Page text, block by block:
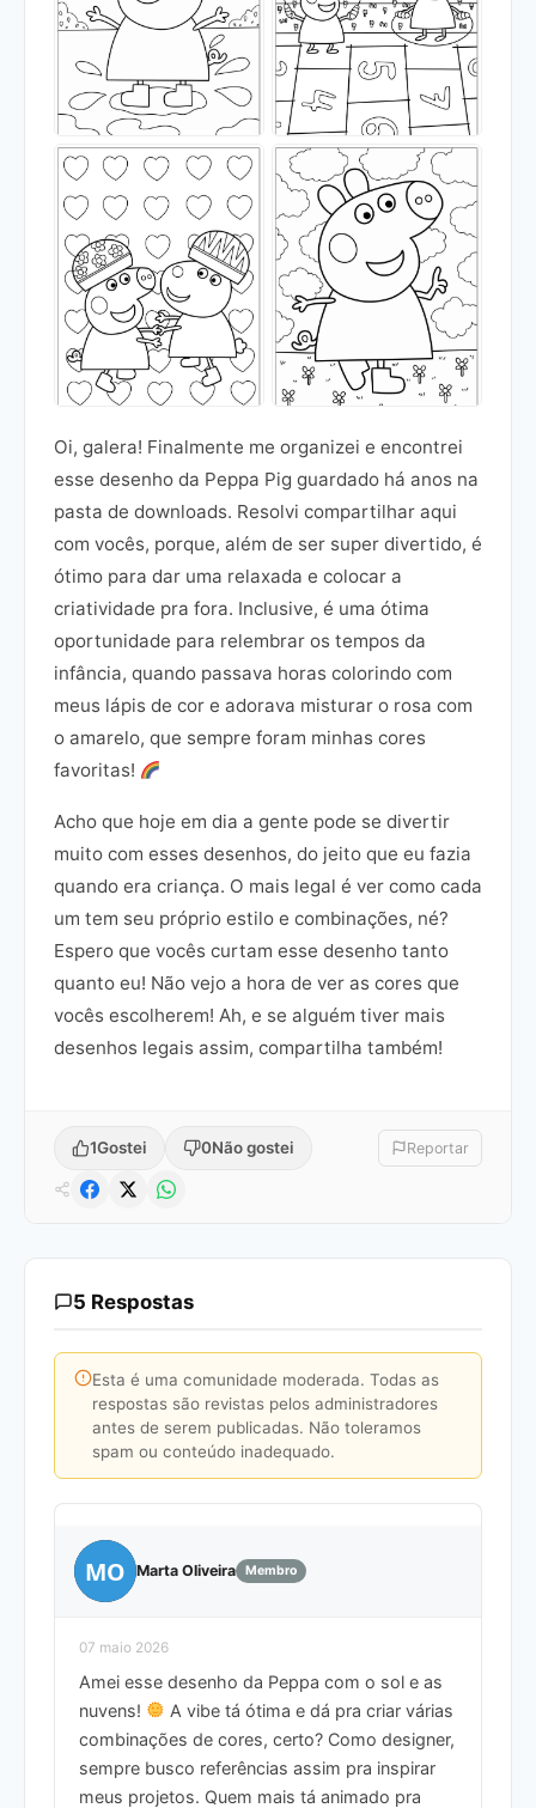
Oi, galera! Finalmente me organizei e encontrei
esse desenho da Peppa Pig guardado há anos na
pasta de downloads. Resolvi compartilhar aqui
com vocês, porque, além de ser super divertido, é
ótimo para dar uma relaxada e colocar a
criatividade pra fora. Inclusive, é uma ótima
oportunidade para relembrar os tempos da
infância, quando passava horas colorindo com
meus lápis de cor e adorava misturar o rosa com
o amarelo, que sempre foram minhas cores
favoritas!
Acho que hoje em dia a gente pode se divertir
muito com esses desenhos, do jeito que eu fazia
quando era criança. O mais legal é ver como cada
um tem seu próprio estilo e combinações, né?
Espero que vocês curtam esse desenho tanto
quanto eu! Não vejo a hora de ver as cores que
vocês escolherem! Ah, e se alguém tiver mais
desenhos legais assim, compartilha também!
1Gostei 0Não gostei Reportar
5 Respostas
Esta é uma comunidade moderada. Todas as
respostas são revistas pelos administradores
antes de serem publicadas. Não toleramos
spam ou conteúdo inadequado.
MO Marta Oliveira Membro
07 maio 2026
Amei esse desenho da Peppa com o sol e as
nuvens!
A vibe tá ótima e dá pra criar várias
combinações de cores, certo? Como designer,
sempre busco referências assim pra inspirar
meus projetos. Quem mais tá animado pra